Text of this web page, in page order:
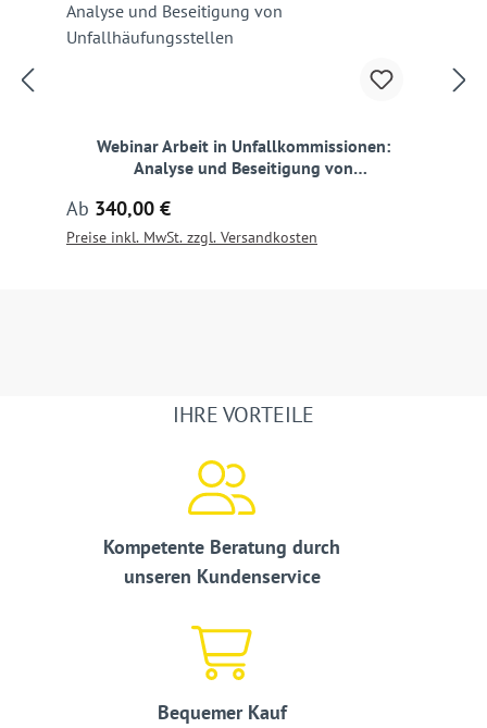
Webinar Arbeit in Unfallkommissionen:
Analyse und Beseitigung von
Regulärer Preis:
Ab 340,00 €
Preise inkl. MwSt. zzgl. Versandkosten
IHRE VORTEILE
Kompetente Beratung durch
unseren Kundenservice
Bequemer Kauf